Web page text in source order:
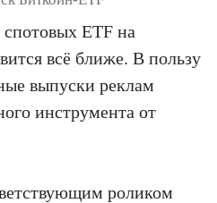
ETF на
всё ближе. В пользу
выпуски реклам
инструмента от
роликом